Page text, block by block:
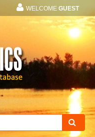
WELCOME GUEST